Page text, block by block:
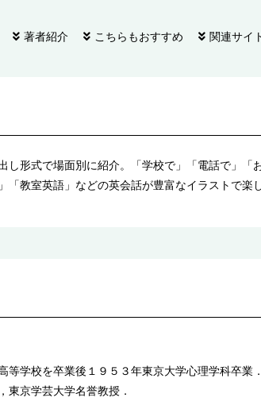
著者紹介 こちらもおすすめ 関連サイ
し形式で場面別に紹介。「学校で」「電話で」「
教室英語」などの英会話が豊富なイラストで楽
等学校を卒業後１９５３年東京大学心理学科卒業
東京学芸大学名誉教授．